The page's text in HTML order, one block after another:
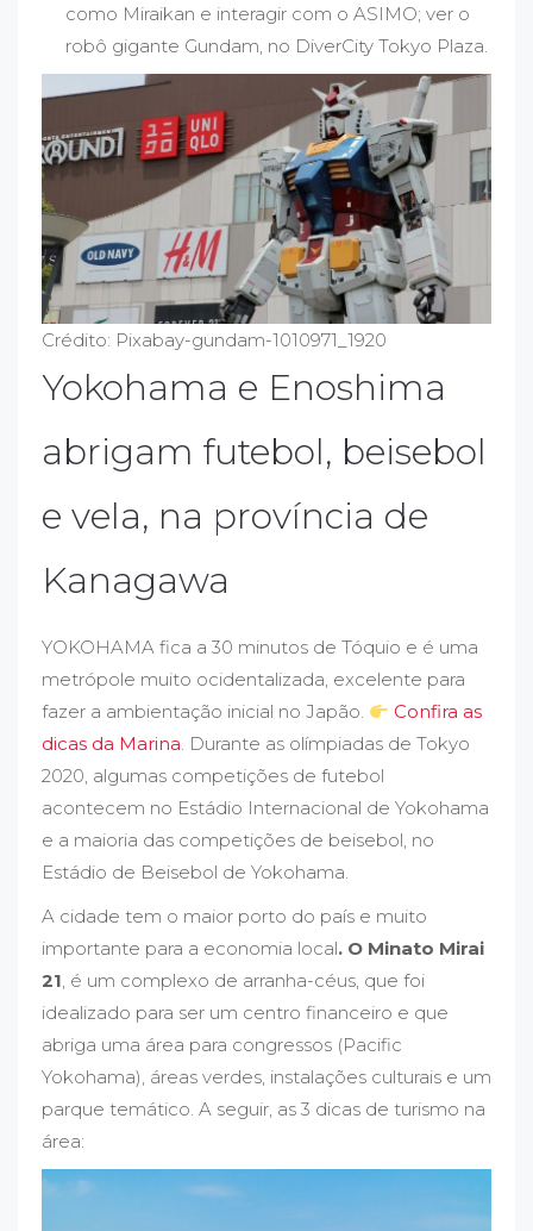
como Miraikan e interagir com o ASIMO; ver o
robô gigante Gundam, no DiverCity Tokyo Plaza.
Crédito: Pixabay-gundam-1010971_1920
Yokohama e Enoshima
abrigam futebol, beisebol
e vela, na província de
Kanagawa
YOKOHAMA fica a 30 minutos de Tóquio e é uma
metrópole muito ocidentalizada, excelente para
fazer a ambientação inicial no Japão.
Confira as
dicas da Marina. Durante as olímpiadas de Tokyo
2020, algumas competições de futebol
acontecem no Estádio Internacional de Yokohama
e a maioria das competições de beisebol, no
Estádio de Beisebol de Yokohama.
A cidade tem o maior porto do país e muito
importante para a economia local. O Minato Mirai
21, é um complexo de arranha-céus, que foi
idealizado para ser um centro financeiro e que
abriga uma área para congressos (Pacific
Yokohama), áreas verdes, instalações culturais e um
parque temático. A seguir, as 3 dicas de turismo na
área: